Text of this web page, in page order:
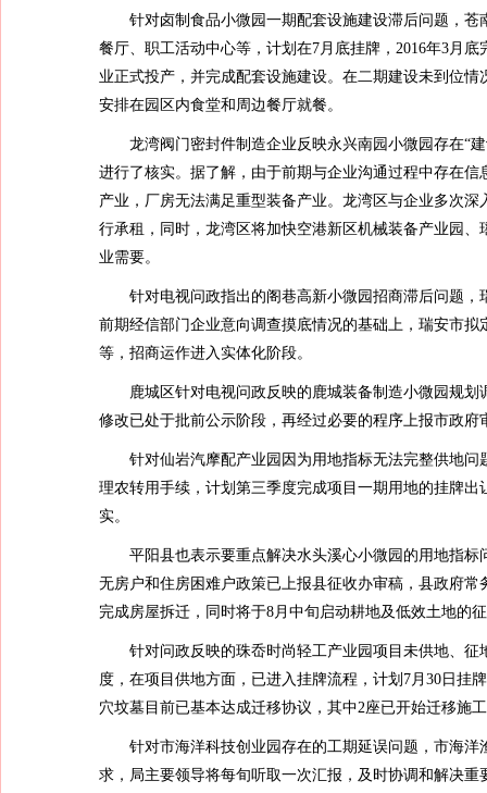
针对卤制食品小微园一期配套设施建设滞后问题，苍
餐厅、职工活动中心等，计划在7月底挂牌，2016年3月
业正式投产，并完成配套设施建设。在二期建设未到位
安排在园区内食堂和周边餐厅就餐。
龙湾阀门密封件制造企业反映永兴南园小微园存在“建
进行了核实。据了解，由于前期与企业沟通过程中存在
产业，厂房无法满足重型装备产业。龙湾区与企业多次
行承租，同时，龙湾区将加快空港新区机械装备产业园
业需要。
针对电视问政指出的阁巷高新小微园招商滞后问题，
前期经信部门企业意向调查摸底情况的基础上，瑞安市
等，招商运作进入实体化阶段。
鹿城区针对电视问政反映的鹿城装备制造小微园规划
修改已处于批前公示阶段，再经过必要的程序上报市政
针对仙岩汽摩配产业园因为用地指标无法完整供地问
理农转用手续，计划第三季度完成项目一期用地的挂牌
实。
平阳县也表示要重点解决水头溪心小微园的用地指标
无房户和住房困难户政策已上报县征收办审稿，县政府
完成房屋拆迁，同时将于8月中旬启动耕地及低效土地的
针对问政反映的珠岙时尚轻工产业园项目未供地、征
度，在项目供地方面，已进入挂牌流程，计划7月30日挂
穴坟墓目前已基本达成迁移协议，其中2座已开始迁移施
针对市海洋科技创业园存在的工期延误问题，市海洋
求，局主要领导将每旬听取一次汇报，及时协调和解决